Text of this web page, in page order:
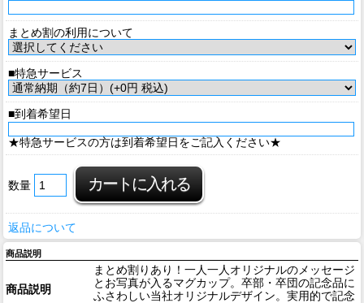
まとめ割の利用について
■特急サービス
■到着希望日
★特急サービスの方は到着希望日をご記入ください★
数量
返品について
商品説明
商品説明
まとめ割りあり！一人一人オリジナルのメッセージ
とお写真が入るマグカップ。卒部・卒団の記念品に
ふさわしい当社オリジナルデザイン。実用的で記念